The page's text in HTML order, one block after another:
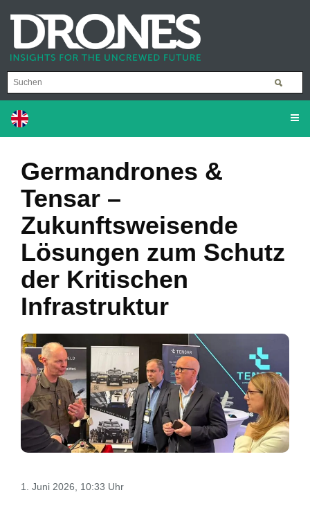
Germandrones &
Tensar –
Zukunftsweisende
Lösungen zum Schutz
der Kritischen
Infrastruktur
1. Juni 2026, 10:33 Uhr